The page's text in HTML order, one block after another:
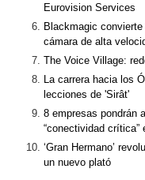
Eurovision Services
Blackmagic
cámara de alta
The Voice Village:
La carrera hacia los
lecciones de 'Sirât'
8 empresas pondrán
“conectividad crítica”
‘Gran Hermano’
un nuevo plató